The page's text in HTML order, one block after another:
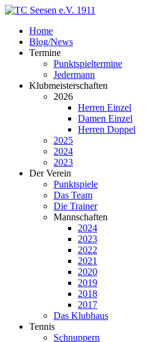
Home
Blog/News
Termine
Punktspieltermine
Jedermann
Klubmeisterschaften
2026
Herren Einzel
Damen Einzel
Herren Doppel
2025
2024
2023
Der Verein
Punktspiele
Das Team
Die Trainer
Mannschaften
2024
2023
2022
2021
2020
2019
2018
2017
Das Klubhaus
Tennis
Schnuppern